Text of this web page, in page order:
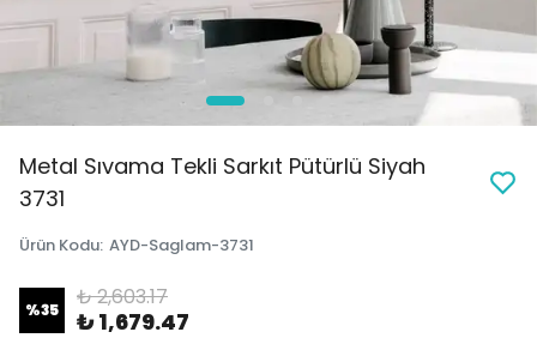
Metal Sıvama Tekli Sarkıt Pütürlü Siyah
3731
Ürün Kodu: AYD-Saglam-3731
%35 ₺ 2,603.17
₺ 1,679.47